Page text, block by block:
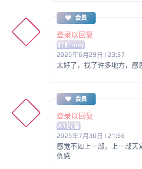
会员
登录以回复
胖胖roey
2025年6月29日 | 23:37
太好了，找了许多地方，感
会员
登录以回复
A1扒溜
2025年7月30日 | 21:56
感觉不如上一部，上一部天
仇感